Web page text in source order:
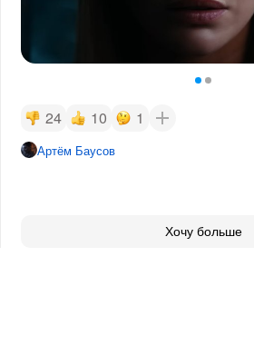
24 10 1
Артём Баусов
Хочу больше